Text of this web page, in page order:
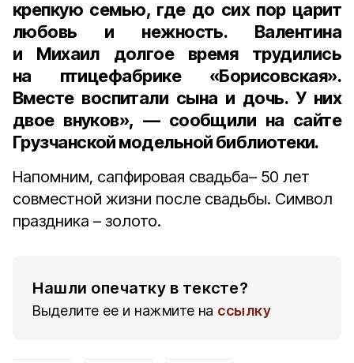
крепкую семью, где до сих пор царит
любовь и нежность. Валентина
и Михаил долгое время трудились
на птицефабрике «Борисовская».
Вместе воспитали сына и дочь. У них
двое внуков», — сообщили на сайте
Грузчанской модельной библиотеки.
Напомним, сапфировая свадьба– 50 лет
совместной жизни после свадьбы. Символ
праздника – золото.
Нашли опечатку в тексте?
Выделите ее и нажмите на ссылку